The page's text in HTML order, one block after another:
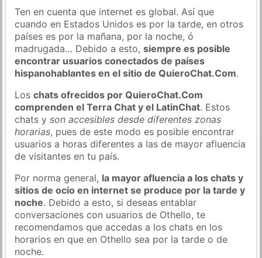
Ten en cuenta que internet es global. Así que
cuando en Estados Unidos es por la tarde, en otros
países es por la mañana, por la noche, ó
madrugada… Debido a esto,siempre es posible
encontrar usuarios conectados de países
hispanohablantes en el sitio de QuieroChat.Com.
Loschats ofrecidos por QuieroChat.Com
comprenden el Terra Chat y el LatinChat. Estos
chats yson accesibles desde diferentes zonas
horarias, pues de este modo es posible encontrar
usuarios a horas diferentes a las de mayor afluencia
de visitantes en tu país.
Por norma general, la mayor afluencia a los chats y
sitios de ocio en internet se produce por la tarde y
noche. Debido a esto, si deseas entablar
conversaciones con usuarios de Othello, te
recomendamos que accedas a los chats en los
horarios en que en Othello sea por la tarde o de
noche.